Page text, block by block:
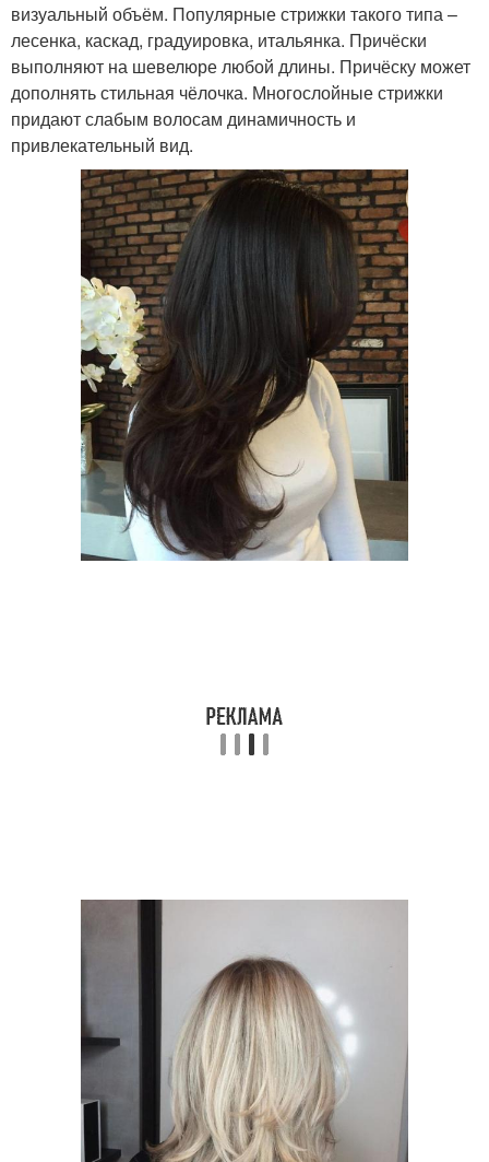
визуальный объём. Популярные стрижки такого типа –
лесенка, каскад, градуировка, итальянка. Причёски
выполняют на шевелюре любой длины. Причёску может
дополнять стильная чёлочка. Многослойные стрижки
придают слабым волосам динамичность и
привлекательный вид.